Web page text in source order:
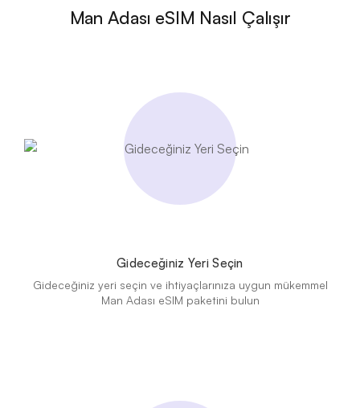
Man Adası eSIM Nasıl Çalışır
Gideceğiniz Yeri Seçin
Gideceğiniz yeri seçin ve ihtiyaçlarınıza uygun mükemmel
Man Adası eSIM paketini bulun